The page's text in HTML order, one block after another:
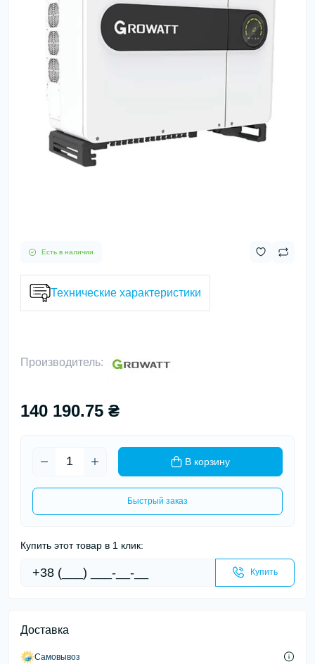
Есть в наличии
Технические характеристики
Производитель:
140 190.75 ₴
В корзину
Быстрый заказ
Купить этот товар в 1 клик:
Купить
Доставка
Самовывоз